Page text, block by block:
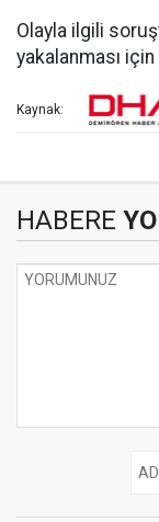
Olayla ilgili
yakalanması
Kaynak:
HABERE